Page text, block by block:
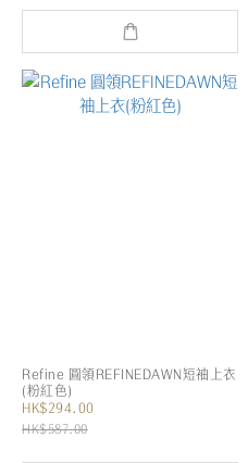
Refine 圓領REFINEDAWN短袖上衣
(粉紅色)
HK$294.00
HK$587.00